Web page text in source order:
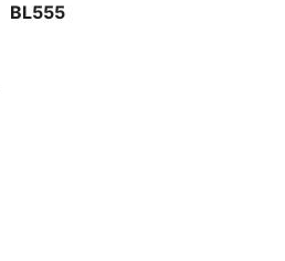
BL555